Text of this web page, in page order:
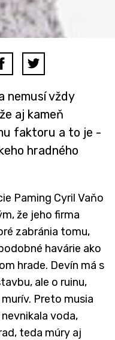
nemusí vždy
aj kameň
faktoru a to je -
hradného
Paming Cyril Vaňo
že jeho firma
zabránia tomu,
havárie ako
hrade. Devín má s
ale o ruinu,
Preto musia
voda,
teda múry aj